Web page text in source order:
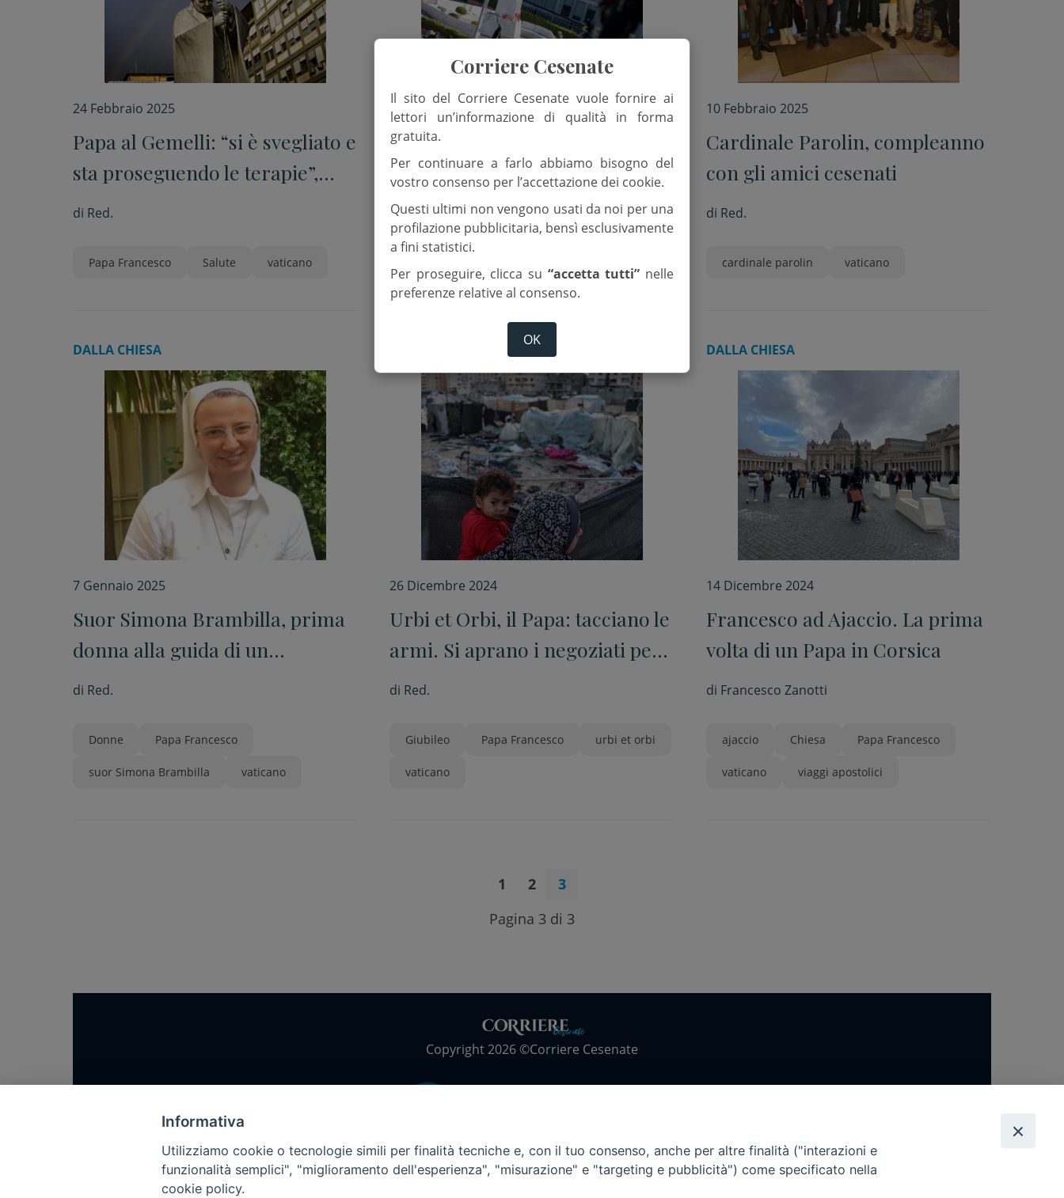
24 Febbraio 2025
Papa al Gemelli: “si è svegliato e
sta proseguendo le terapie”,
“non ha dolori”, “l’umore è
di Red.
Papa Francesco Salute vaticano
17 Febbraio 2025
Papa al Gemelli: “condizioni
cliniche stazionarie”
diM.N.
10 Febbraio 2025
Cardinale Parolin, compleanno
con gli amici cesenati
di Red.
cardinale parolin vaticano
DALLA CHIESA
7 Gennaio 2025
Suor Simona Brambilla, prima
donna alla guida di un
Dicastero vaticano
di Red.
Donne Papa Francesco
suor Simona Brambilla vaticano
26 Dicembre 2024
Urbi et Orbi, il Papa: tacciano le
armi. Si aprano i negoziati per
una pace giusta
di Red.
Giubileo Papa Francesco urbi et orbi
vaticano
DALLA CHIESA
14 Dicembre 2024
Francesco ad Ajaccio. La prima
volta di un Papa in Corsica
di Francesco Zanotti
ajaccio Chiesa Papa Francesco
vaticano viaggi apostolici
1 2
3
Pagina 3 di 3
Copyright 2026 ©Corriere Cesenate
Corriere Cesenate
Il sito del Corriere Cesenate vuole fornire ai
lettori un’informazione di qualità in forma
gratuita.
Per continuare a farlo abbiamo bisogno del
vostro consenso per l’accettazione dei cookie.
Questi ultimi non vengono usati da noi per una
profilazione pubblicitaria, bensì esclusivamente
a fini statistici.
Per proseguire, clicca su “accetta tutti” nelle
preferenze relative al consenso.
OK
Informativa
Utilizziamo cookie o tecnologie simili per finalità tecniche e, con il tuo consenso, anche per altre finalità ("interazioni e
funzionalità semplici", "miglioramento dell'esperienza", "misurazione" e "targeting e pubblicità") come specificato nella
cookie policy.